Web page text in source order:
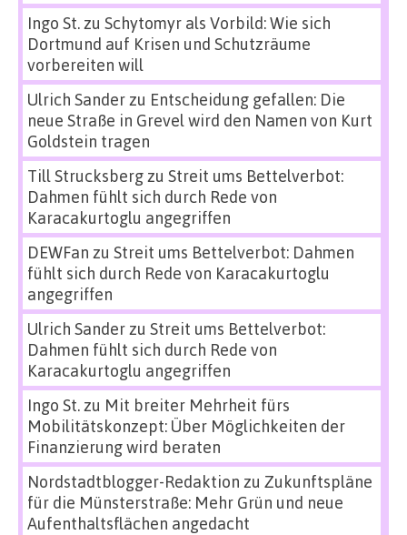
Ingo St.zu Schytomyr als Vorbild: Wie sich
Dortmund auf Krisen und Schutzräume
vorbereiten will
Ulrich Sanderzu Entscheidung gefallen: Die
neue Straße in Grevel wird den Namen von Kurt
Goldstein tragen
Till Strucksbergzu Streit ums Bettelverbot:
Dahmen fühlt sich durch Rede von
Karacakurtoglu angegriffen
DEWFan zu Streit ums Bettelverbot: Dahmen
fühlt sich durch Rede von Karacakurtoglu
angegriffen
Ulrich Sanderzu Streit ums Bettelverbot:
Dahmen fühlt sich durch Rede von
Karacakurtoglu angegriffen
Ingo St.zu Mit breiter Mehrheit fürs
Mobilitätskonzept: Über Möglichkeiten der
Finanzierung wird beraten
Nordstadtblogger-Redaktion zu Zukunftspläne
für die Münsterstraße: Mehr Grün und neue
Aufenthaltsflächen angedacht